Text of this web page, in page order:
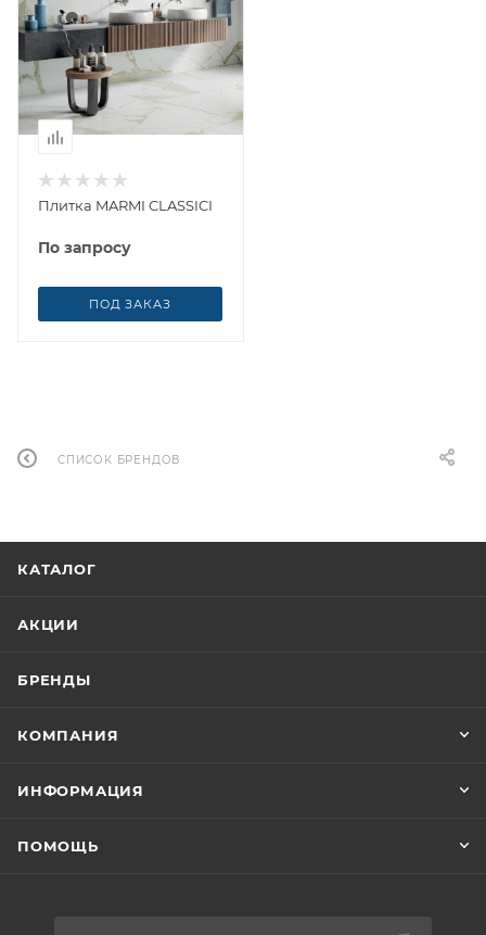
Плитка MARMI CLASSICI
По запросу
ПОД ЗАКАЗ
СПИСОК БРЕНДОВ
КАТАЛОГ
АКЦИИ
БРЕНДЫ
КОМПАНИЯ
ИНФОРМАЦИЯ
ПОМОЩЬ